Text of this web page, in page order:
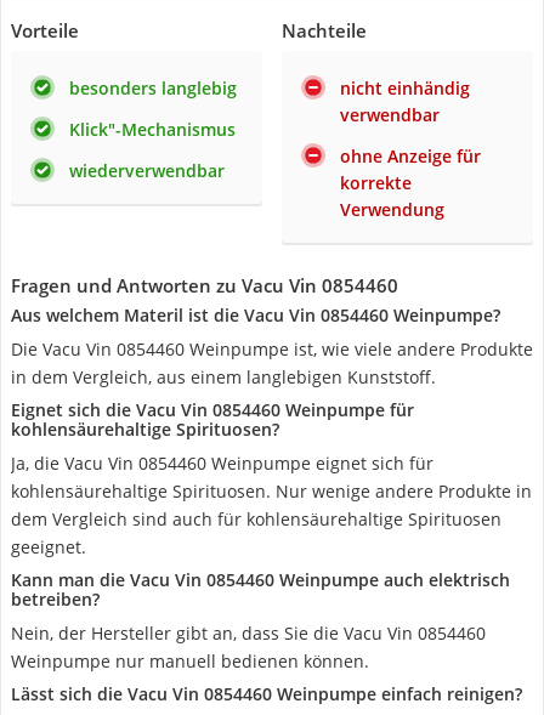
Vorteile
besonders langlebig
Klick"-Mechanismus
wiederverwendbar
Nachteile
nicht einhändig
verwendbar
ohne Anzeige für
korrekte
Verwendung
Fragen und Antworten zu Vacu Vin 0854460
Aus welchem Materil ist die Vacu Vin 0854460 Weinpumpe?
Die Vacu Vin 0854460 Weinpumpe ist, wie viele andere Produkte
in dem Vergleich, aus einem langlebigen Kunststoff.
Eignet sich die Vacu Vin 0854460 Weinpumpe für
kohlensäurehaltige Spirituosen?
Ja, die Vacu Vin 0854460 Weinpumpe eignet sich für
kohlensäurehaltige Spirituosen. Nur wenige andere Produkte in
dem Vergleich sind auch für kohlensäurehaltige Spirituosen
geeignet.
Kann man die Vacu Vin 0854460 Weinpumpe auch elektrisch
betreiben?
Nein, der Hersteller gibt an, dass Sie die Vacu Vin 0854460
Weinpumpe nur manuell bedienen können.
Lässt sich die Vacu Vin 0854460 Weinpumpe einfach reinigen?